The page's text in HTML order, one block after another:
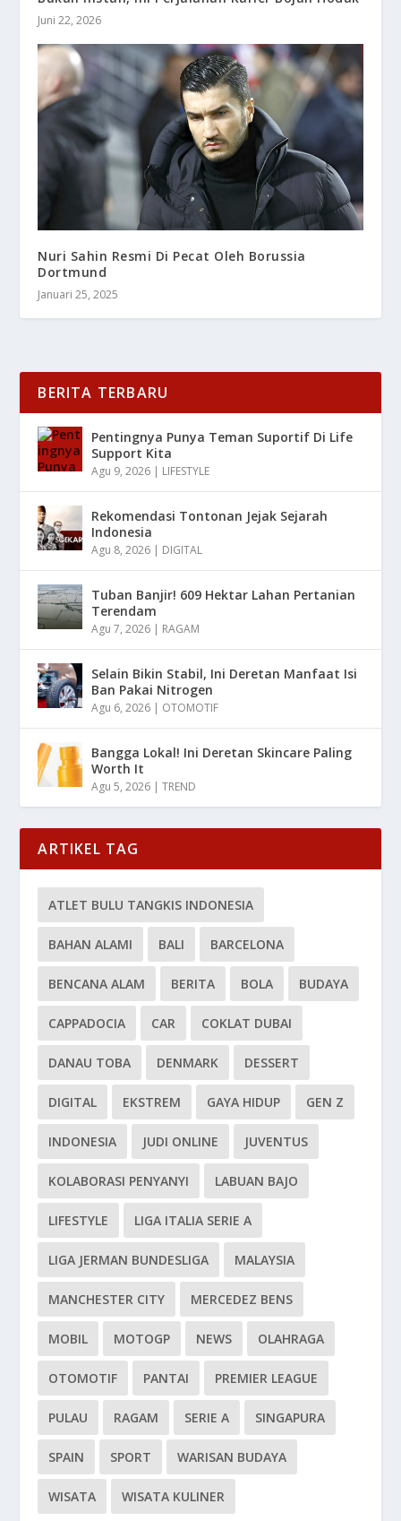
Juni 22, 2026
Nuri Sahin Resmi Di Pecat Oleh Borussia
Dortmund
Januari 25, 2025
BERITA TERBARU
Pentingnya Punya Teman Suportif Di Life
Support Kita
Agu 9, 2026 | LIFESTYLE
Rekomendasi Tontonan Jejak Sejarah
Indonesia
Agu 8, 2026 | DIGITAL
Tuban Banjir! 609 Hektar Lahan Pertanian
Terendam
Agu 7, 2026 | RAGAM
Selain Bikin Stabil, Ini Deretan Manfaat Isi
Ban Pakai Nitrogen
Agu 6, 2026 | OTOMOTIF
Bangga Lokal! Ini Deretan Skincare Paling
Worth It
Agu 5, 2026 |TREND
ARTIKEL TAG
ATLET BULU TANGKIS INDONESIA
BAHAN ALAMI BALI BARCELONA
BENCANA ALAM BERITA BOLA BUDAYA
CAPPADOCIA CAR COKLAT DUBAI
DANAU TOBA DENMARK DESSERT
DIGITAL EKSTREM GAYA HIDUP GEN Z
INDONESIA JUDI ONLINE JUVENTUS
KOLABORASI PENYANYI LABUAN BAJO
LIFESTYLE LIGA ITALIA SERIE A
LIGA JERMAN BUNDESLIGA MALAYSIA
MANCHESTER CITY MERCEDEZ BENS
MOBIL MOTOGP NEWS OLAHRAGA
OTOMOTIF PANTAI PREMIER LEAGUE
PULAU RAGAM SERIE A SINGAPURA
SPAIN SPORT WARISAN BUDAYA
WISATA WISATA KULINER